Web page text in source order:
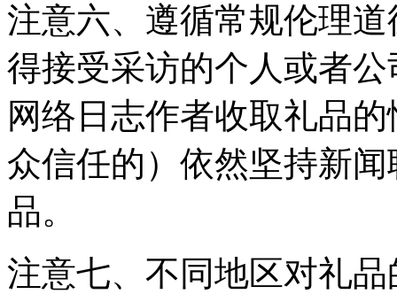
注意六、遵循常规伦理
得接受采访的个人或者
网络日志作者收取礼品
众信任的）依然坚持新
品。
注意七、不同地区对礼